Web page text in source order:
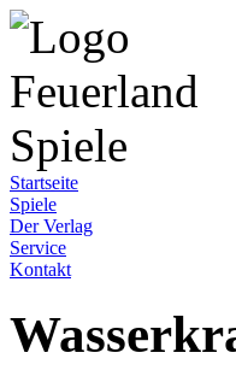
Startseite
Spiele
Der Verlag
Service
Kontakt